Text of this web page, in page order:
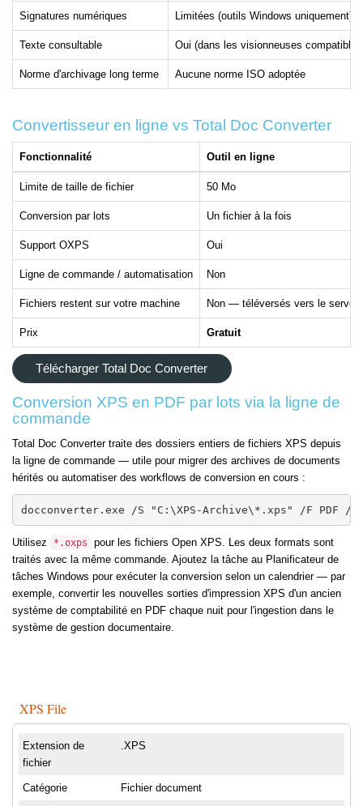
Signatures numériques Limitées (outils Windows uniquement)
Texte consultable Oui (dans les visionneuses
Norme d'archivage long terme Aucune norme ISO adoptée
Convertisseur en ligne vs Total Doc Converter
Fonctionnalité Outil en ligne
Limite de taille de fichier 50 Mo
Conversion par lots Un fichier à la fois
Support OXPS Oui
Ligne de commande / automatisation Non
Fichiers restent sur votre machine Non — téléversés vers le serveur
Prix Gratuit
Télécharger Total Doc Converter
Conversion XPS en PDF par lots via la ligne de
commande
Total Doc Converter traite des dossiers entiers de fichiers XPS depuis
la ligne de commande — utile pour migrer des archives de documents
hérités ou automatiser des workflows de conversion en cours :
docconverter.exe /S "C:\XPS-Archive\*.xps" /F PDF /O
Utilisez *.oxps
pour les fichiers Open XPS. Les deux formats sont
traités avec la même commande. Ajoutez la tâche au Planificateur de
tâches Windows pour exécuter la conversion selon un calendrier — par
exemple, convertir les nouvelles sorties d'impression XPS d'un ancien
système de comptabilité en PDF chaque nuit pour l'ingestion dans le
système de gestion documentaire.
XPS File
Extension de
fichier
.XPS
Catégorie Fichier document